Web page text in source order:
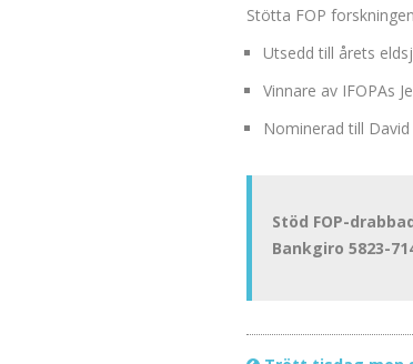
Stötta FOP
Utsedd till årets
Vinnare av IFOPAs
Nominerad till
Stöd FOP-
Bankgiro 5823-